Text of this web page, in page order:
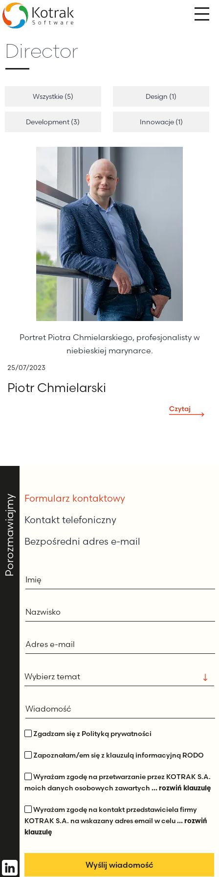
Przejdź
do
treści
Director
Wszystkie (5) Design (1)
Development (3) Innowacje (1)
Portret Piotra Chmielarskiego, profesjonalisty w
niebieskiej marynarce.
25/07/2023
Piotr Chmielarski
Porozmawiajmy
Formularz kontaktowy
Kontakt telefoniczny
Bezpośredni adres e-mail
Zgadzam się z Polityką prywatności
Zapoznałam/em się z klauzulą informacyjną RODO
Wyrażam zgodę na przetwarzanie przez KOTRAK S.A.
moich danych osobowych zawartych ... rozwiń klauzulę
Wyrażam zgodę na kontakt przedstawiciela firmy
KOTRAK S.A. na wskazany adres email w celu... rozwiń
klauzulę